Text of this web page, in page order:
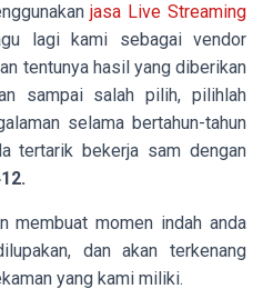
jasa Live Streaming
lagi kami sebagai vendor
tentunya hasil yang diberikan
sampai salah pilih, pilihlah
selama bertahun-tahun
tertarik bekerja sam dengan
membuat momen indah anda
dan akan terkenang
yang kami miliki.